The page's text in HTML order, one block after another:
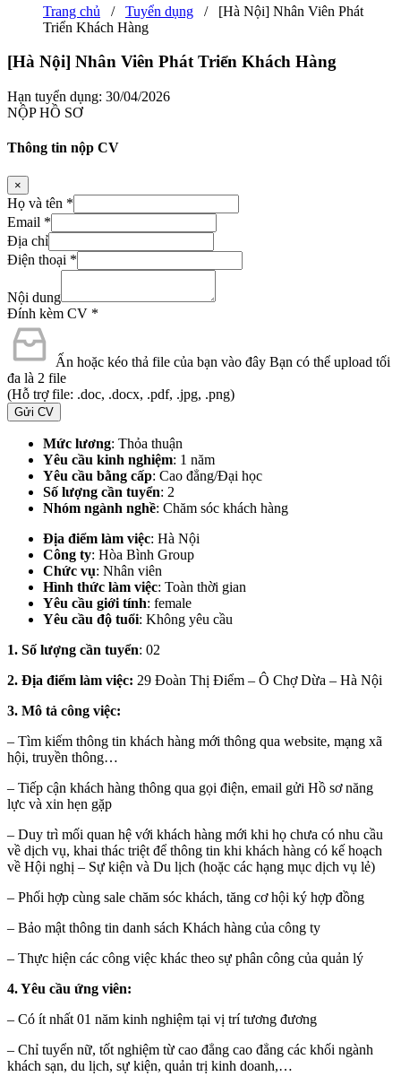
Trang chủ / Tuyển dụng / [Hà Nội] Nhân Viên Phát
Triển Khách Hàng
[Hà Nội] Nhân Viên Phát Triển Khách Hàng
Hạn tuyển dụng: 30/04/2026
NỘP HỒ SƠ
Thông tin nộp CV
×
Họ và tên *
Email *
Địa chỉ
Điện thoại *
Nội dung
Đính kèm CV *
Ấn hoặc kéo thả file của bạn vào đây Bạn có thể upload tối
đa là 2 file
(Hỗ trợ file: .doc, .docx, .pdf, .jpg, .png)
Gửi CV
Mức lương: Thỏa thuận
Yêu cầu kinh nghiệm: 1 năm
Yêu cầu bằng cấp: Cao đẳng/Đại học
Số lượng cần tuyển: 2
Nhóm ngành nghề: Chăm sóc khách hàng
Địa điểm làm việc: Hà Nội
Công ty: Hòa Bình Group
Chức vụ: Nhân viên
Hình thức làm việc: Toàn thời gian
Yêu cầu giới tính: female
Yêu cầu độ tuổi: Không yêu cầu
1. Số lượng cần tuyển: 02
2. Địa điểm làm việc: 29 Đoàn Thị Điểm – Ô Chợ Dừa – Hà Nội
3. Mô tả công việc:
– Tìm kiếm thông tin khách hàng mới thông qua website, mạng xã
hội, truyền thông…
– Tiếp cận khách hàng thông qua gọi điện, email gửi Hồ sơ năng
lực và xin hẹn gặp
– Duy trì mối quan hệ với khách hàng mới khi họ chưa có nhu cầu
về dịch vụ, khai thác triệt để thông tin khi khách hàng có kế hoạch
về Hội nghị – Sự kiện và Du lịch (hoặc các hạng mục dịch vụ lẻ)
– Phối hợp cùng sale chăm sóc khách, tăng cơ hội ký hợp đồng
– Bảo mật thông tin danh sách Khách hàng của công ty
– Thực hiện các công việc khác theo sự phân công của quản lý
4. Yêu cầu ứng viên:
– Có ít nhất 01 năm kinh nghiệm tại vị trí tương đương
– Chỉ tuyển nữ, tốt nghiệm từ cao đẳng cao đẳng các khối ngành
khách sạn, du lịch, sự kiện, quản trị kinh doanh,…